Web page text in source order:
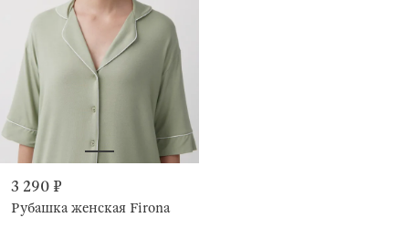
3 290 ₽
Рубашка женская Firona